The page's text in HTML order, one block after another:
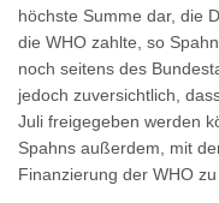
höchste Summe dar, die
die WHO zahlte, so
noch seitens des
jedoch zuversichtlich,
Juli freigegeben werden
Spahns außerdem, mit
Finanzierung der WHO zu